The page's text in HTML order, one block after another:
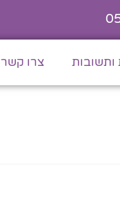
ותשובות צרו קשר